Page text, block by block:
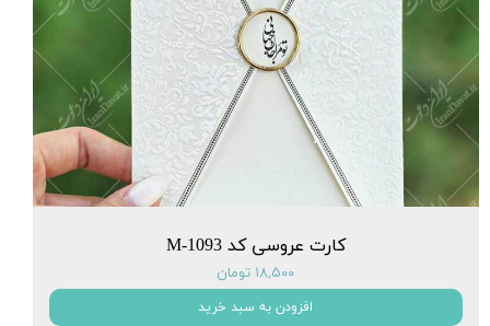
کارت عروسی کد M-1093
۱۸,۵۰۰ تومان
افزودن به سبد خرید